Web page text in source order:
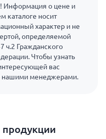
Информация о цене и
каталоге носит
характер и не
определяемой
ч.2 Гражданского
Чтобы узнать
вас
нашими менеджерами.
продукции